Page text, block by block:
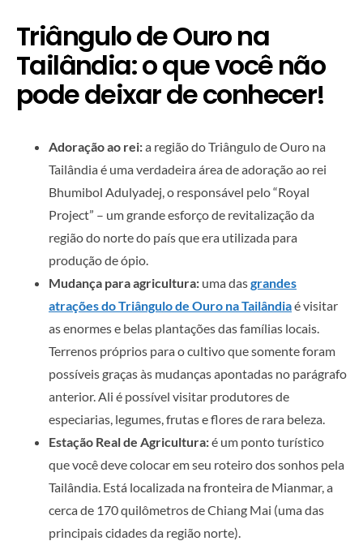
Triângulo de Ouro na
Tailândia: o que você não
pode deixar de conhecer!
Adoração ao rei:a região do Triângulo de Ouro na
Tailândia é uma verdadeira área de adoração ao rei
Bhumibol Adulyadej, o responsável pelo “Royal
Project” – um grande esforço de revitalização da
região do norte do país que era utilizada para
produção de ópio.
Mudança para agricultura: uma dasgrandes
atrações do Triângulo de Ouro na Tailândiaé visitar
as enormes e belas plantações das famílias locais.
Terrenos próprios para o cultivo que somente foram
possíveis graças às mudanças apontadas no parágrafo
anterior. Ali é possível visitar produtores de
especiarias, legumes, frutas e flores de rara beleza.
Estação Real de Agricultura:é um ponto turístico
que você deve colocar em seu roteiro dos sonhos pela
Tailândia. Está localizada na fronteira de Mianmar, a
cerca de 170 quilômetros de Chiang Mai (uma das
principais cidades da região norte).